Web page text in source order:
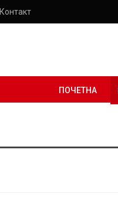
Контакт
ПОЧЕТНА